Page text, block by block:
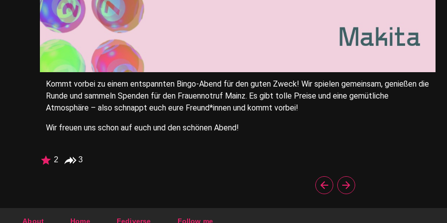
Kommt vorbei zu einem entspannten Bingo-Abend für den guten Zweck! Wir spielen gemeinsam, genießen die
Runde und sammeln Spenden für den Frauennotruf Mainz. Es gibt tolle Preise und eine gemütliche
Atmosphäre – also schnappt euch eure Freund*innen und kommt vorbei!
Wir freuen uns schon auf euch und den schönen Abend!
2 3
About Home Fediverse Follow me